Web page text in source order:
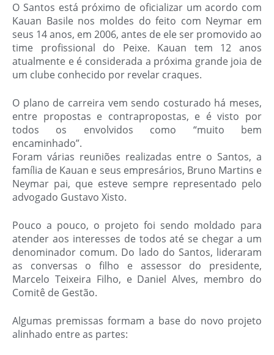
O Santos está próximo de oficializar um acordo com
Kauan Basile nos moldes do feito com Neymar em
seus 14 anos, em 2006, antes de ele ser promovido ao
time profissional do Peixe. Kauan tem 12 anos
atualmente e é considerada a próxima grande joia de
um clube conhecido por revelar craques.
O plano de carreira vem sendo costurado há meses,
entre propostas e contrapropostas, e é visto por
todos os envolvidos como “muito bem
encaminhado”.
Foram várias reuniões realizadas entre o Santos, a
família de Kauan e seus empresários, Bruno Martins e
Neymar pai, que esteve sempre representado pelo
advogado Gustavo Xisto.
Pouco a pouco, o projeto foi sendo moldado para
atender aos interesses de todos até se chegar a um
denominador comum. Do lado do Santos, lideraram
as conversas o filho e assessor do presidente,
Marcelo Teixeira Filho, e Daniel Alves, membro do
Comitê de Gestão.
Algumas premissas formam a base do novo projeto
alinhado entre as partes: